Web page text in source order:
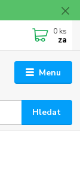
Menu
Hledat
0 ks
za